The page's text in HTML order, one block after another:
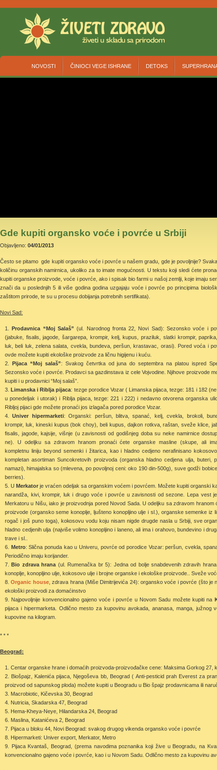
NOVOSTI ČINIOCI VEGE ISHRANE DETOKS
Gde kupiti organsko voće i povrće u Srbiji
Objavljeno: 04/01/2013
Često se pitamo gde kupiti organsko voće i povrće u našem gradu, gde je povoljnije?
količinu organskih namirnica, ukoliko za to imate mogućnosti. U tekstu koji sledi ćete
kupiti organske proizvode, voće i povrće, ako i spisak bio farmi u našoj zemlji, koje imaju
znači da u poslednjih 5 ili više godina godina uzgajaju voće i povrće po principima
zaštitom prirode, te su u procesu dobijanja potrebnih sertifikata).
Novi Sad:
Prodavnica “Moj Salaš” (ul. Narodnog fronta 22, Novi Sad): Sezonsko voće i
(jabuke, fisalis, jagode, šargarepa, krompir, kelj, kupus, praziluk, slatki krompir,
luk, beli luk, zelena salata, cvekla, bundeva, peršun, krastavac, orasi). Pored voća i
ovde možete kupiti ekološke proizvode za ličnu higijenu i kuću.
Pijaca “Moj salaš”: Svakog četvrtka od juna do septembra na platou ispred
Sezonsko voće i povrće. Prodavci sa gazdinstava iz cele Vojvodine. Njihove proizvode
kupiti i u prodavnici “Moj salaš”.
Limanska i Riblja pijaca: tezge porodice Vozar ( Limanska pijaca, tezge: 181 i 182
u ponedeljak i utorak) i Riblja pijaca, tezge: 221 i 222) i nedavno otvorena organska
Ribljoj pijaci gde možete pronaći jos izlagača pored porodice Vozar.
Univer hipermarketi: Organski: peršun, blitva, spanać, kelj, cvekla, brokoli,
krompir, luk, kineski kupus (bok choy), beli kupus, dajkon rotkva, raštan, sveže klice,
fisalis, jagode, kajsije, višnje (u zavisnosti od godišnjeg doba su neke namirnice
ne). U odeljku sa zdravom hranom pronaći ćete organske masline (skupe, ali
kompletnu liniju beyond semenki i žitarica, kao i hladno cedjeno nerafinisano
kompletan asortiman Suncokretovih proizvoda (organska hladno cedjena ulja, buteri,
namazi), himajalska so (mlevena, po povoljnoj ceni: oko 190 din-500g), suve godži
berries).
U Merkator je vraćen odeljak sa organskim voćem i povrćem. Možete kupiti organski
narandža, kivi, krompir, luk i drugo voće i povrće u zavisnosti od sezone. Lepa vest
Merkatoru u Nišu, iako je proizvodnja pored Novod Sada. U odeljku sa zdravom
proizvode (organsko seme konoplje, ljušteno konopljino ulje i sl.), organske semenke iz
rogač i još puno toga), kokosovu vodu koju nisam nigde drugde nasla u Srbiji, sve
hladno cedjenih ulja (najviše volimo konopljino i laneno, ali ima i orahovo, bundevino i
trave i sl..
Metro: Slična ponuda kao u Univeru, povrće od porodice Vozar: peršun, cvekla,
Periodično imaju korijander.
Bio zdrava hrana (ul. Rumenačka br 5): Jedna od bolje snabdevenih zdravih
konoplje, konopljino ulje, kokosovo ulje i brojne organske i ekološke proizvode.. Sveže
Organic house, zdrava hrana (Miše Dimitrijevića 24): organsko voće i povrće (što je
ekološki proizvodi za domaćinstvo
Najpovoljnije konvencionalno gajeno voće i povrće u Novom Sadu možete kupiti na
pijaca i hipermarketa. Odlično mesto za kupovinu avokada, ananasa, manga, južnog
kupovine na kilogram.
* * *
Beograd:
Centar organske hrane i domaćih proizvoda-proizvođačke cene: Maksima Gorkog 27,
Biošpajz, Kalenića pijaca, Njegoševa bb, Beograd ( Anti-pesticid prah Everest za
proizvod od sapunskog ploda) možete kupiti u Beogradu u Bio špajz prodavnicama ili
Macrobiotic, Kičevska 30, Beograd
Nutricia, Skadarska 47, Beograd
Hema-Kheya-Neye, Hilandarska 24, Beograd
Maslina, Katanićeva 2, Beograd
Pijaca u bloku 44, Novi Beograd: svakog drugog vikenda organsko voće i povrće
Hipermarketi: Univer export, Merkator, Metro
Pijaca Kvantaš, Beograd, (prema navodima poznanika koji žive u Beogradu, na
konvencionalno gajeno voće i povrće, kao i u Novom Sadu. Odlično mesto za kupovinu